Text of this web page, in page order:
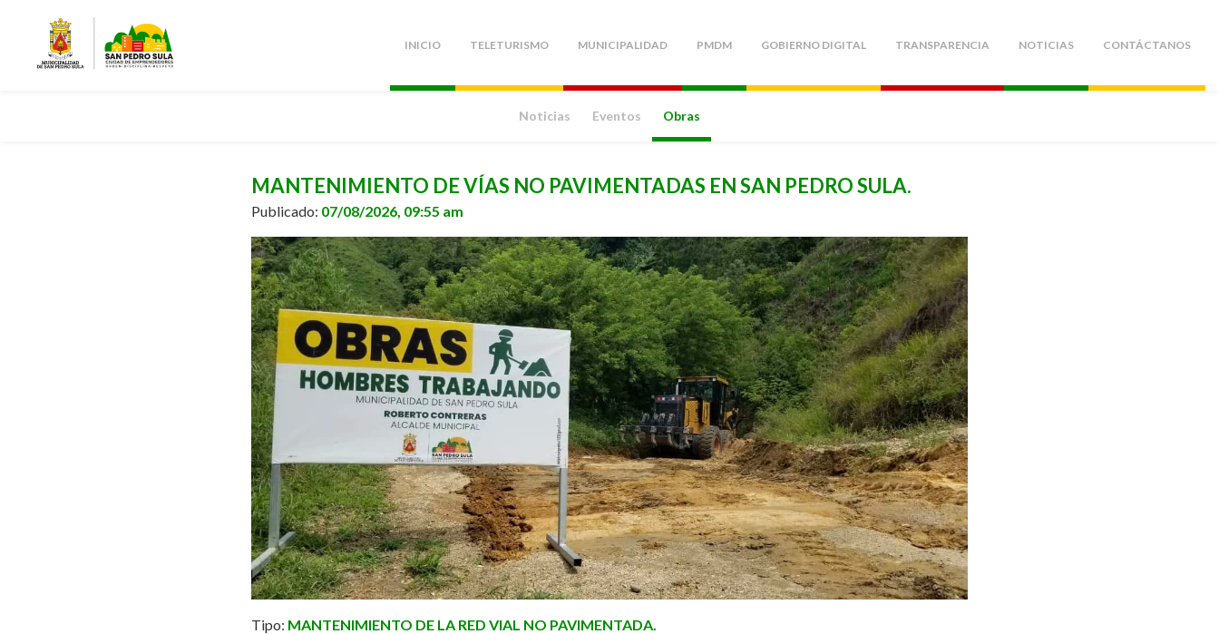
INICIO TELETURISMO MUNICIPALIDAD PMDM GOBIERNO DIGITAL TRANSPARENCIA NOTICIAS CONTÁCTANOS
Noticias Eventos Obras
MANTENIMIENTO DE VÍAS NO PAVIMENTADAS EN SAN PEDRO SULA.
Publicado: 07/08/2026, 09:55 am
Tipo: MANTENIMIENTO DE LA RED VIAL NO PAVIMENTADA.